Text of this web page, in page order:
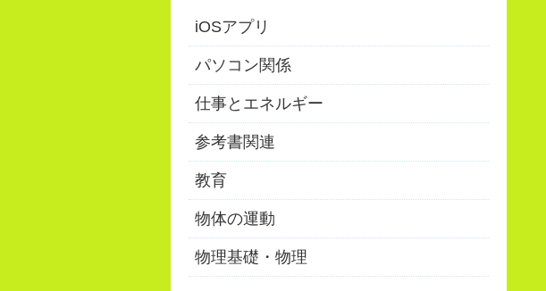
iOSアプリ
パソコン関係
仕事とエネルギー
参考書関連
教育
物体の運動
物理基礎・物理